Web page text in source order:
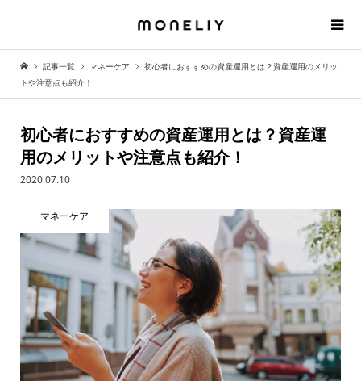
記事一覧 マネーケア
初心者におすすめの資産運用とは？資産運用のメリッ
トや注意点も紹介！
初心者におすすめの資産運用とは？資産運
用のメリットや注意点も紹介！
2020.07.10
マネーケア